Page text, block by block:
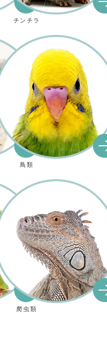
チンチラ
鳥類
爬虫類